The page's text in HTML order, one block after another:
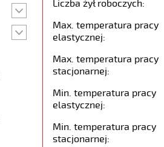
Liczba żył roboczych:
Max. temperatura pracy
elastycznej:
Max. temperatura pracy
stacjonarnej:
Min. temperatura pracy
elastycznej:
Min. temperatura pracy
stacjonarnej: